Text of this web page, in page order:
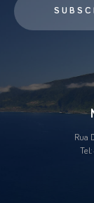
Rua
Tel.: